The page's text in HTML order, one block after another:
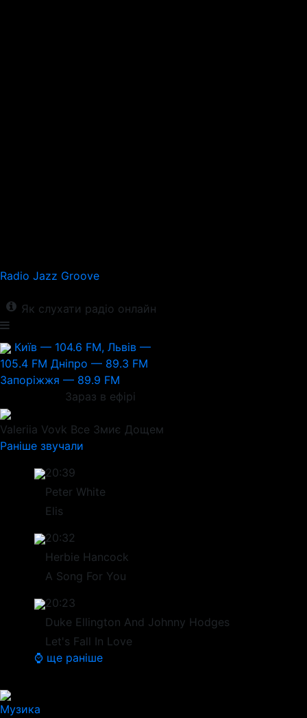
Radio Jazz Groove
Як слухати радіо онлайн
Київ — 104.6 FM, Львів —
105.4 FM Дніпро — 89.3 FM
Запоріжжя — 89.9 FM
Зараз в ефірі
Valeriia Vovk Все Змиє Дощем
Раніше звучали
20:39
Peter White
Elis
20:32
Herbie Hancock
A Song For You
20:23
Duke Ellington And Johnny Hodges
Let's Fall In Love
⌚ ще раніше
Музика